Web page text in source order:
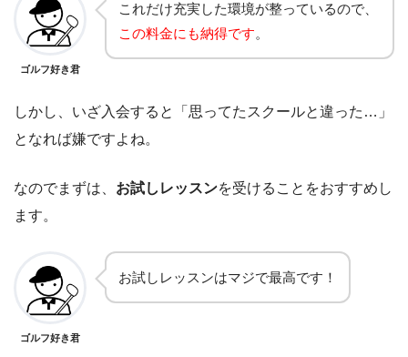
ゴルフ好き君
これだけ充実した環境が整っているので、
この料金にも納得です。
しかし、いざ入会すると「思ってたスクールと違った…」
となれば嫌ですよね。
なのでまずは、 お試しレッスンを受けることをおすすめし
ます。
ゴルフ好き君
お試しレッスンはマジで最高です！